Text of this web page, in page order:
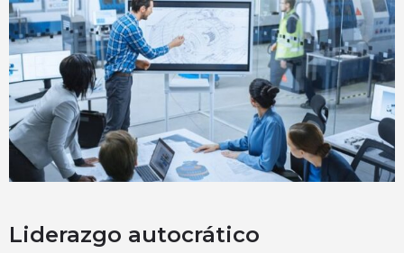
Liderazgo autocrático